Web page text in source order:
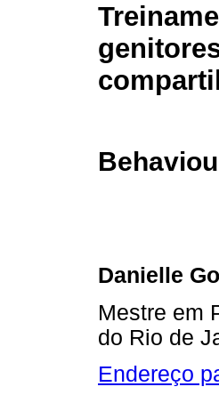
Danielle
Mestre em
do Rio de
Endereço